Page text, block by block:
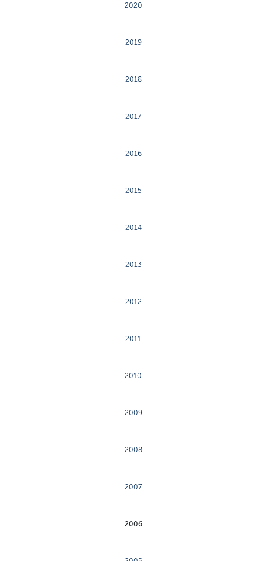
2020
2019
2018
2017
2016
2015
2014
2013
2012
2011
2010
2009
2008
2007
2006